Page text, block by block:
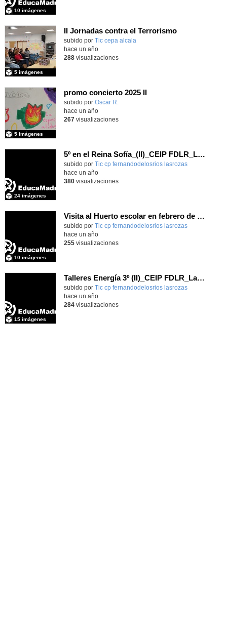
10 imágenes
II Jornadas contra el Terrorismo
subido por Tic cepa alcala
5 imágenes
hace un año
288visualizaciones
promo concierto 2025 II
Contenido educativo.
subido por Oscar R.
5 imágenes
hace un año
267visualizaciones
5º en el Reina Sofía_(II)_CEIP FDLR_Las Rozas
Contenido educativo.
subido por Tic cp fernandodelosrios lasrozas
24 imágenes
-
hace un año
380visualizaciones
Visita al Huerto escolar en febrero de 4° (II)_CEIP FDLR_Las Rozas
Contenido educativo.
subido por Tic cp fernandodelosrios lasrozas
10 imágenes
-
hace un año
255visualizaciones
Talleres Energía 3º (II)_CEIP FDLR_Las Rozas
Contenido educativo.
subido por Tic cp fernandodelosrios lasrozas
15 imágenes
-
hace un año
284visualizaciones